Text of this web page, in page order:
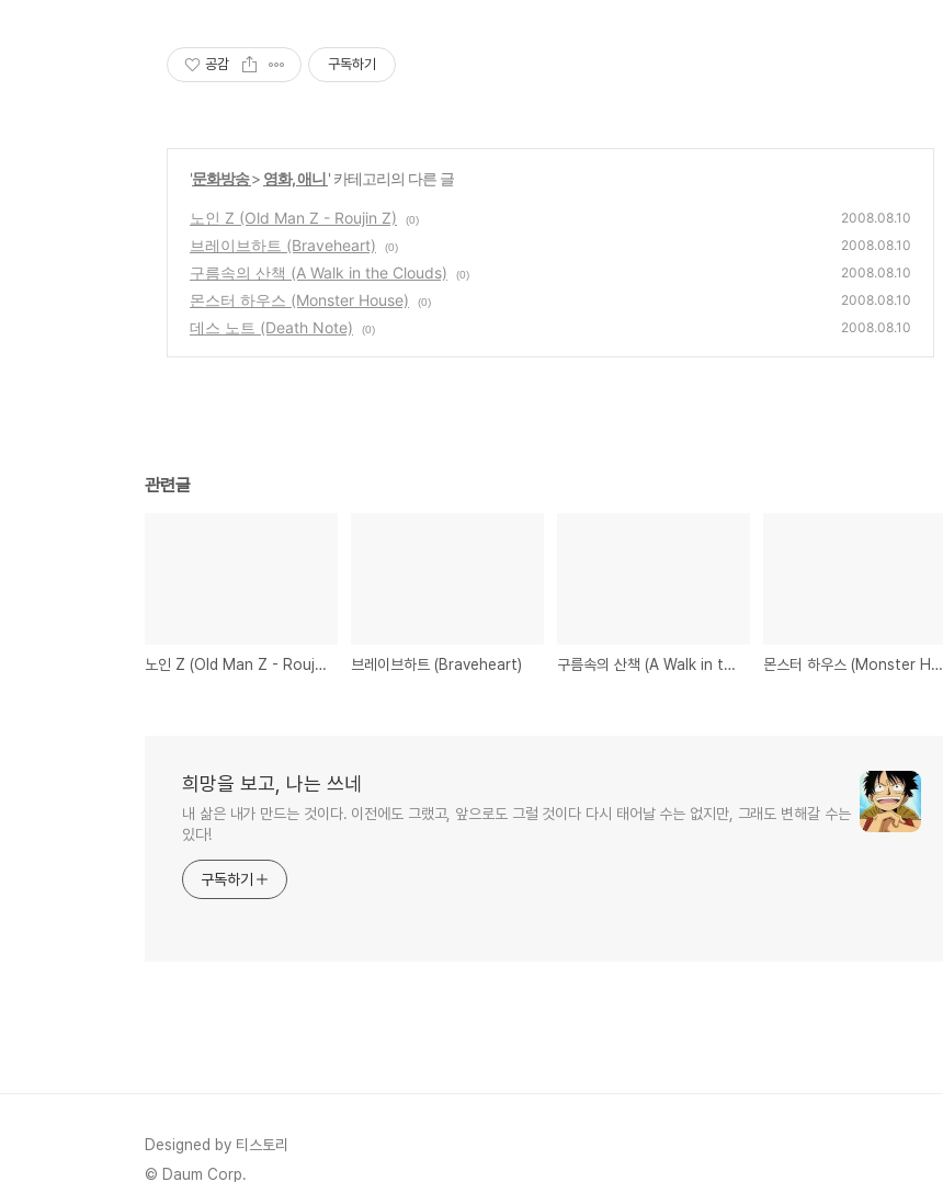
공감 구독하기
'문화방송> 영화, 애니' 카테고리의 다른 글
노인 Z (Old Man Z - Roujin Z) (0) 2008.08.10
브레이브하트 (Braveheart) (0) 2008.08.10
구름속의 산책 (A Walk in the Clouds) (0) 2008.08.10
몬스터 하우스 (Monster House) (0) 2008.08.10
데스 노트 (Death Note) (0) 2008.08.10
관련글
노인 Z (Old Man Z - Roujin Z) 브레이브하트 (Braveheart) 구름속의 산책 (A Walk in the Clouds) 몬스터 하우스 (Monster House)
희망을 보고, 나는 쓰네
내 삶은 내가 만드는 것이다. 이전에도 그랬고, 앞으로도 그럴 것이다 다시 태어날 수는 없지만, 그래도 변해갈 수는
있다!
구독하기
Designed by 티스토리
© Daum Corp.